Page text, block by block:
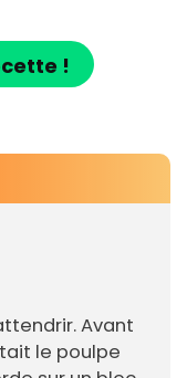
!
Avant
le poulpe